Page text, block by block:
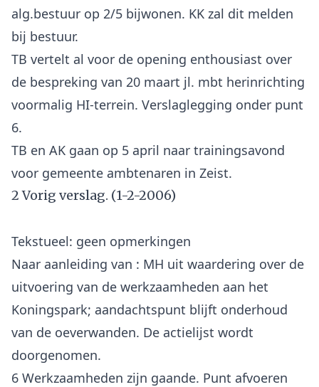
alg.bestuur op 2/5 bijwonen. KK zal dit melden
bij bestuur.
TB vertelt al voor de opening enthousiast over
de bespreking van 20 maart jl. mbt herinrichting
voormalig HI-terrein. Verslaglegging onder punt
6.
TB en AK gaan op 5 april naar trainingsavond
2 Vorig verslag. (1-2-2006)
Tekstueel: geen opmerkingen
Naar aanleiding van : MH uit waardering over de
uitvoering van de werkzaamheden aan het
Koningspark; aandachtspunt blijft onderhoud
van de oeverwanden. De actielijst wordt
doorgenomen.
6 Werkzaamheden zijn gaande. Punt afvoeren